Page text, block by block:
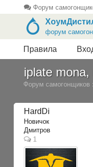
Форум
форум
Правила
iplate
Форум самогонщиков
HardDi
Новичок
Дмитров
1